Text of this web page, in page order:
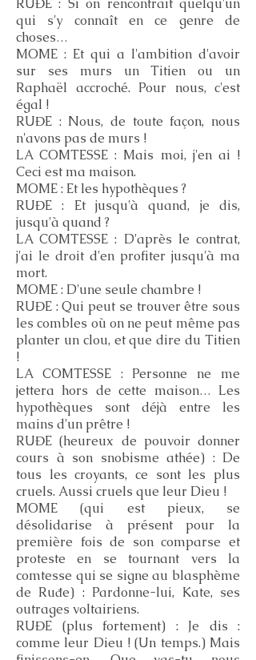
RUĐE : Si on rencontrait quelqu'un
qui s'y connaît en ce genre de
choses…
MOME : Et qui a l'ambition d'avoir
sur ses murs un Titien ou un
Raphaël accroché. Pour nous, c'est
égal !
RUĐE : Nous, de toute façon, nous
n'avons pas de murs !
LA COMTESSE : Mais moi, j'en ai !
Ceci est ma maison.
MOME : Et les hypothèques ?
RUĐE : Et jusqu'à quand, je dis,
jusqu'à quand ?
LA COMTESSE : D'après le contrat,
j'ai le droit d'en profiter jusqu'à ma
mort.
MOME : D'une seule chambre !
RUĐE : Qui peut se trouver être sous
les combles où on ne peut même pas
planter un clou, et que dire du Titien
!
LA COMTESSE : Personne ne me
jettera hors de cette maison… Les
hypothèques sont déjà entre les
mains d'un prêtre !
RUĐE (heureux de pouvoir donner
cours à son snobisme athée) : De
tous les croyants, ce sont les plus
cruels. Aussi cruels que leur Dieu !
MOME (qui est pieux, se
désolidarise à présent pour la
première fois de son comparse et
proteste en se tournant vers la
comtesse qui se signe au blasphème
de Ruđe) : Pardonne-lui, Kate, ses
outrages voltairiens.
RUĐE (plus fortement) : Je dis :
comme leur Dieu ! (Un temps.) Mais